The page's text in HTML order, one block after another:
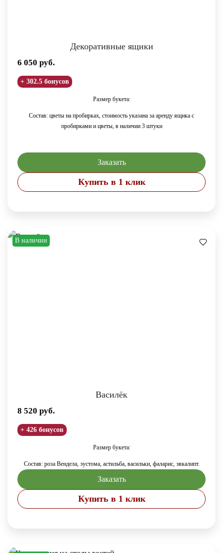
Декоративные ящики
6 050 руб.
+ 302.5 бонусов
Размер букета:
Состав: цветы на пробирках, стоимость указана за аренду ящика с
пробирками и цветы, в наличии 3 штуки
Заказать
Купить в 1 клик
В наличии
Василёк
8 520 руб.
+ 426 бонусов
Размер букета:
Состав: роза Вендела, эустома, астильба, васильки, фаларис, эвкалипт.
Заказать
Купить в 1 клик